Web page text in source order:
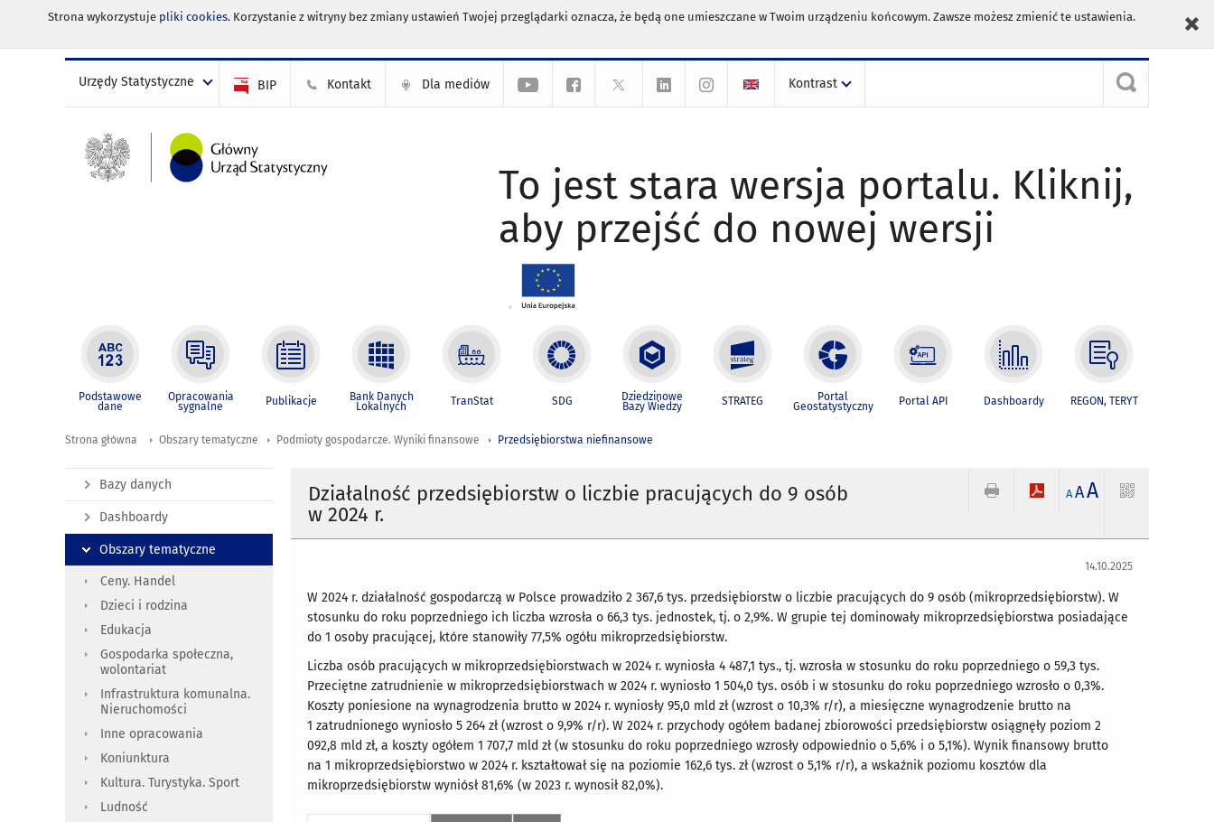
Strona wykorzystuje pliki cookies. Korzystanie z witryny bez zmiany ustawień Twojej przeglądarki oznacza, że będą one umieszczane w Twoim urządzeniu końcowym. Zawsze możesz zmienić te ustawienia.
Urzędy Statystyczne BIP Kontakt Dla mediów Kontrast
To jest stara wersja portalu. Kliknij,
aby przejść do nowej wersji
Podstawowe
dane
Opracowania
sygnalne Publikacje Bank Danych
Lokalnych TranStat SDG Dziedzinowe
Bazy Wiedzy STRATEG Portal
Geostatystyczny Portal API Dashboardy REGON, TERYT
Strona główna Obszary tematyczne Podmioty gospodarcze. Wyniki finansowe Przedsiębiorstwa niefinansowe
Działalność przedsiębiorstw o liczbie pracujących do 9 osób
w 2024 r.
A AA
14.10.2025
W 2024 r. działalność gospodarczą w Polsce prowadziło 2 367,6 tys. przedsiębiorstw o liczbie pracujących do 9 osób (mikroprzedsiębiorstw). W
stosunku do roku poprzedniego ich liczba wzrosła o 66,3 tys. jednostek, tj. o 2,9%. W grupie tej dominowały mikroprzedsiębiorstwa posiadające
do 1 osoby pracującej, które stanowiły 77,5% ogółu mikroprzedsiębiorstw.
Liczba osób pracujących w mikroprzedsiębiorstwach w 2024 r. wyniosła 4 487,1 tys., tj. wzrosła w stosunku do roku poprzedniego o 59,3 tys.
Przeciętne zatrudnienie w mikroprzedsiębiorstwach w 2024 r. wyniosło 1 504,0 tys. osób i w stosunku do roku poprzedniego wzrosło o 0,3%.
Koszty poniesione na wynagrodzenia brutto w 2024 r. wyniosły 95,0 mld zł (wzrost o 10,3% r/r), a miesięczne wynagrodzenie brutto na
1 zatrudnionego wyniosło 5 264 zł (wzrost o 9,9% r/r). W 2024 r. przychody ogółem badanej zbiorowości przedsiębiorstw osiągnęły poziom 2
092,8 mld zł, a koszty ogółem 1 707,7 mld zł (w stosunku do roku poprzedniego wzrosły odpowiednio o 5,6% i o 5,1%). Wynik finansowy brutto
na 1 mikroprzedsiębiorstwo w 2024 r. kształtował się na poziomie 162,6 tys. zł (wzrost o 5,1% r/r), a wskaźnik poziomu kosztów dla
mikroprzedsiębiorstw wyniósł 81,6% (w 2023 r. wynosił 82,0%).
Bazy danych
Dashboardy
Obszary tematyczne
Ceny. Handel
Dzieci i rodzina
Edukacja
Gospodarka społeczna,
wolontariat
Infrastruktura komunalna.
Nieruchomości
Inne opracowania
Koniunktura
Kultura. Turystyka. Sport
Ludność